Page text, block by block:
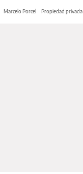
Marcelo Porcel Propiedad privada